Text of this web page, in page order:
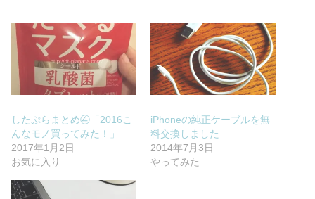
したぷらまとめ④「2016こ
んなモノ買ってみた！」
2017年1月2日
お気に入り
iPhoneの純正ケーブルを無
料交換しました
2014年7月3日
やってみた